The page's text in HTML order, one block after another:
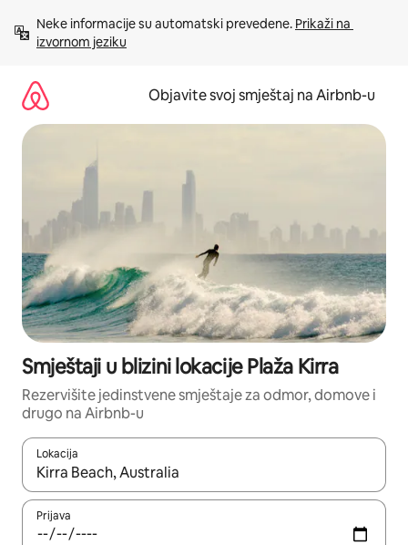
sadržaj
Neke informacije su automatski prevedene. Prikaži na
izvornom jeziku
Objavite svoj smještaj na Airbnb-u
Smještaji u blizini lokacije Plaža Kirra
Rezervišite jedinstvene smještaje za odmor, domove i
drugo na Airbnb-u
Lokacija
Kad su rezultati dostupni, možete da se krećete kroz njih
Prijava